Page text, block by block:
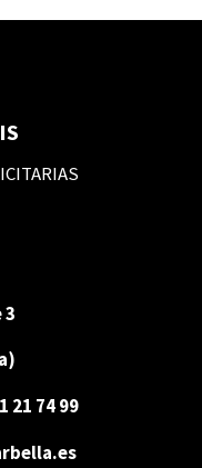
3
21 74 99